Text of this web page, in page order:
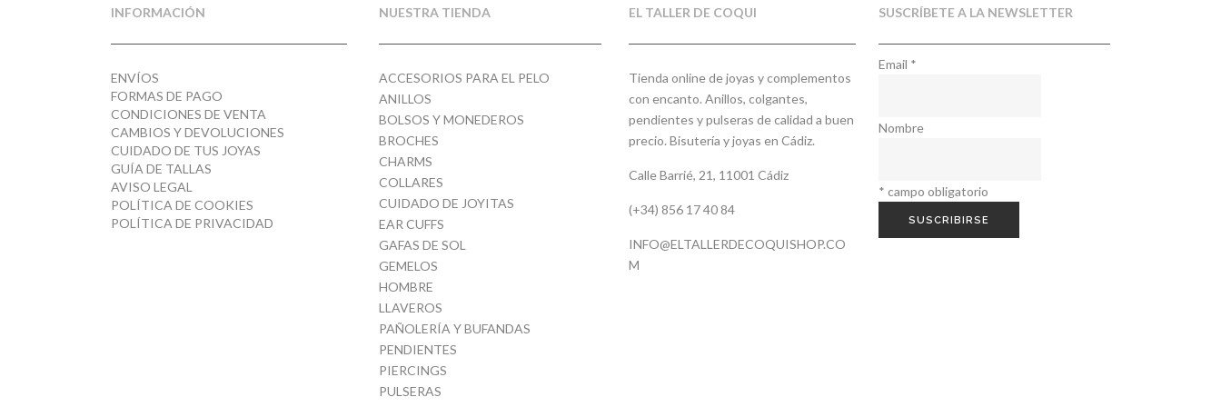
INFORMACIÓN
ENVÍOS
FORMAS DE PAGO
CONDICIONES DE VENTA
CAMBIOS Y DEVOLUCIONES
CUIDADO DE TUS JOYAS
GUÍA DE TALLAS
AVISO LEGAL
POLÍTICA DE COOKIES
POLÍTICA DE PRIVACIDAD
NUESTRA TIENDA
ACCESORIOS PARA EL PELO
ANILLOS
BOLSOS Y MONEDEROS
BROCHES
CHARMS
COLLARES
CUIDADO DE JOYITAS
EAR CUFFS
GAFAS DE SOL
GEMELOS
HOMBRE
LLAVEROS
PAÑOLERÍA Y BUFANDAS
PENDIENTES
PIERCINGS
PULSERAS
EL TALLER DE COQUI
Tienda online de joyas y complementos
con encanto. Anillos, colgantes,
pendientes y pulseras de calidad a buen
precio. Bisutería y joyas en Cádiz.
Calle Barrié, 21, 11001 Cádiz
(+34) 856 17 40 84
INFO@ELTALLERDECOQUISHOP.CO
M
SUSCRÍBETE A LA NEWSLETTER
Email *
Nombre
* campo obligatorio